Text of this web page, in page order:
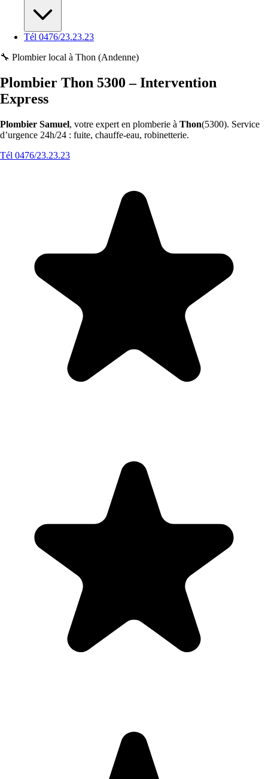
Tél 0476/23.23.23
🔧 Plombier local à Thon (Andenne)
Plombier Thon 5300 – Intervention
Express
Plombier Samuel, votre expert en plomberie à Thon(5300). Service
d’urgence 24h/24 : fuite, chauffe-eau, robinetterie.
Tél 0476/23.23.23